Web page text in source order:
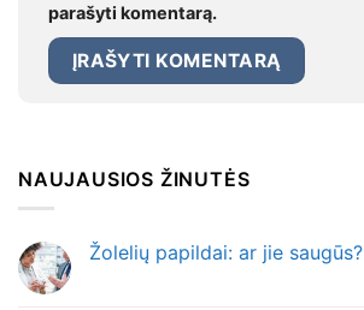
parašyti komentarą.
NAUJAUSIOS ŽINUTĖS
Žolelių papildai: ar jie saugūs?